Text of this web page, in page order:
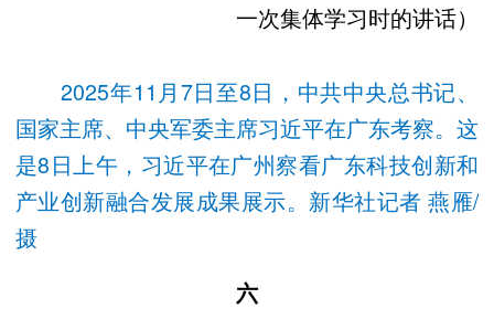
一次集体学习时的讲话）
2025年11月7日至8日，中共中央总书记、
国家主席、中央军委主席习近平在广东考察。这
是8日上午，习近平在广州察看广东科技创新和
产业创新融合发展成果展示。新华社记者 燕雁/
摄
六